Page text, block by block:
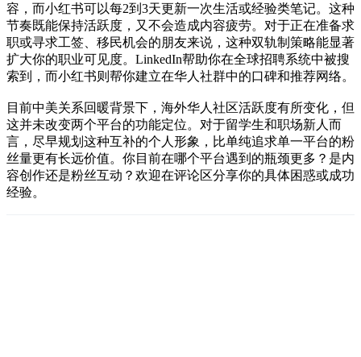
容，而小红书可以每2到3天更新一次生活或经验类笔记。这种
节奏既能保持活跃度，又不会造成内容疲劳。对于正在准备求
职或寻求工签、移民机会的朋友来说，这种双轨制策略能显著
扩大你的职业可见度。LinkedIn帮助你在全球招聘系统中被搜
索到，而小红书则帮你建立在华人社群中的口碑和推荐网络。
目前中美关系回暖背景下，海外华人社区活跃度有所变化，但
这并未改变两个平台的功能定位。对于留学生和职场新人而
言，尽早规划这种互补的个人形象，比单纯追求单一平台的粉
丝量更有长远价值。你目前在哪个平台遇到的瓶颈更多？是内
容创作还是粉丝互动？欢迎在评论区分享你的具体困惑或成功
经验。